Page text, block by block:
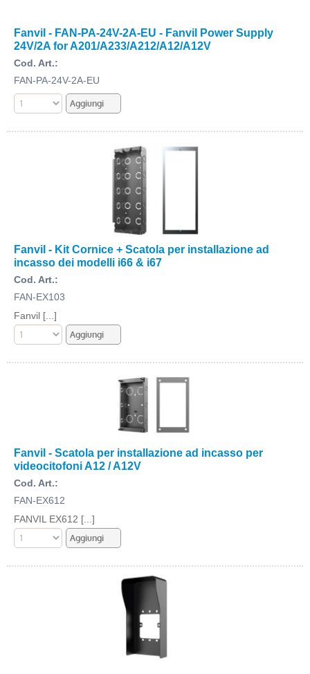
Fanvil - FAN-PA-24V-2A-EU - Fanvil Power Supply
24V/2A for A201/A233/A212/A12/A12V
Cod. Art.:
FAN-PA-24V-2A-EU
Fanvil - Kit Cornice + Scatola per installazione ad
incasso dei modelli i66 & i67
Cod. Art.:
FAN-EX103
Fanvil [...]
Fanvil - Scatola per installazione ad incasso per
videocitofoni A12 / A12V
Cod. Art.:
FAN-EX612
FANVIL EX612 [...]